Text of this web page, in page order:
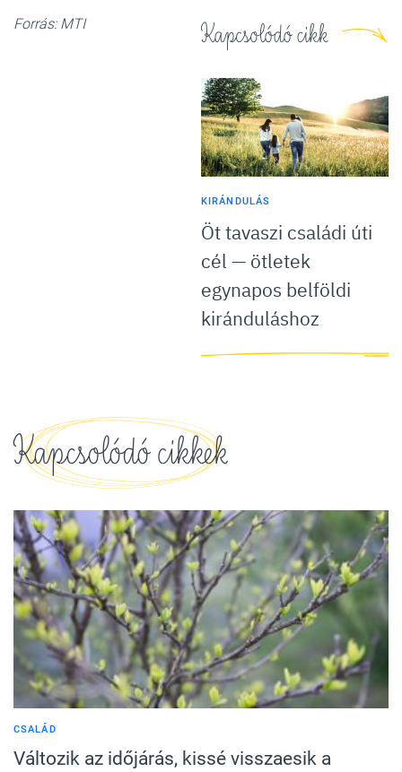
Kapcsolódó cikk
KIRÁNDULÁS
Öt tavaszi családi úti
cél — ötletek
egynapos belföldi
kiránduláshoz
Forrás: MTI
Kapcsolódó cikkek
CSALÁD
Változik az időjárás, kissé visszaesik a